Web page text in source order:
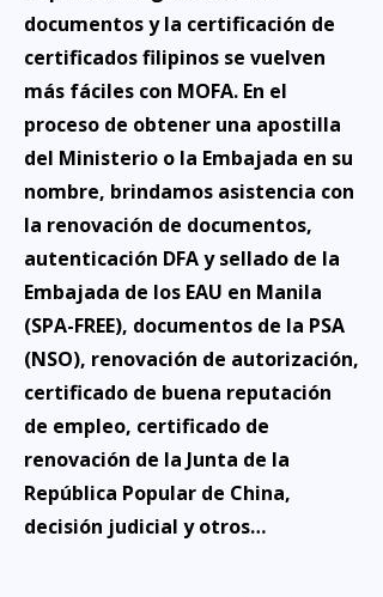
documentos y la certificación de
certificados filipinos se vuelven
más fáciles con MOFA. En el
proceso de obtener una apostilla
del Ministerio o la Embajada en su
nombre, brindamos asistencia con
la renovación de documentos,
autenticación DFA y sellado de la
Embajada de los EAU en Manila
(SPA-FREE), documentos de la PSA
(NSO), renovación de autorización,
certificado de buena reputación
de empleo, certificado de
renovación de la Junta de la
República Popular de China,
decisión judicial y otros…